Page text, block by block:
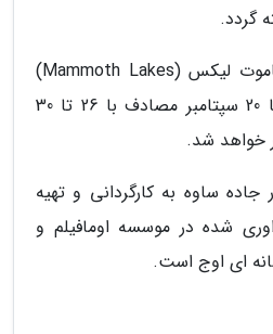
گردد.
ششمین جشنواره فیلم ماموت لیکس (Mammoth Lakes)
کالیفرنیا (MLFF) از 16 تا 20 سپتامبر مصادف با 26 تا 30
ساوه به کارگردانی و تهیه
شده در موسسه اومافیلم و
ای اوج است.